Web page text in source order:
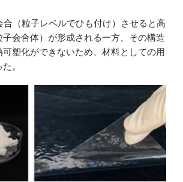
合（粒子レベルでひも付け）させると高
会合体）が形成される一方、その構造
可塑化ができないため、材料としての用
。